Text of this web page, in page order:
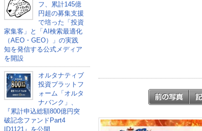
フ、累計145億
円超の募集支援
で培った「投資
家集客」と「AI検索最適化
（AEO・GEO）」の実践
知を発信する公式メディア
を開設
オルタナティブ
投資プラットフ
ォーム「オルタ
ナバンク」、
『累計申込総額800億円突
破記念ファンドPart4
ID1121』を公開